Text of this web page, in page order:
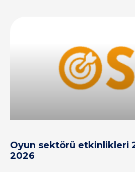
Oyun sektörü etkinlikleri
2026